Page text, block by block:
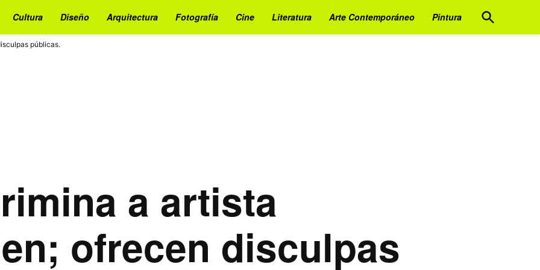
Cultura Diseño Arquitectura Fotografía Cine Literatura Arte Contemporáneo Pintura
Open
Search
públicas.
a artista
ofrecen disculpas